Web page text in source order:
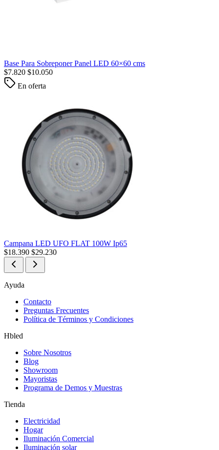
Base Para Sobreponer Panel LED 60×60 cms
$7.820 $10.050
En oferta
Campana LED UFO FLAT 100W Ip65
$18.390 $29.230
Ayuda
Contacto
Preguntas Frecuentes
Política de Términos y Condiciones
Hbled
Sobre Nosotros
Blog
Showroom
Mayoristas
Programa de Demos y Muestras
Tienda
Electricidad
Hogar
Iluminación Comercial
Iluminación solar